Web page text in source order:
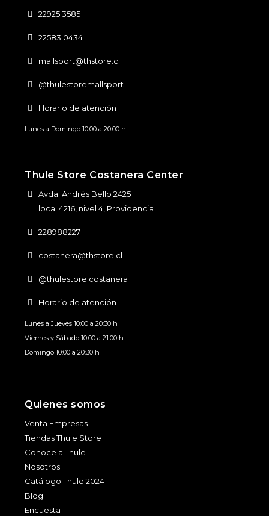
22925 3585
22583 0434
mallsport@thstore.cl
@thulestoremallsport
Horario de atención
Lunes a Domingo 10:00 a 20:00 h
Thule Store Costanera Center
Avda. Andrés Bello 2425
local 4216, nivel 4, Providencia
228988227
costanera@thstore.cl
@thulestore.costanera
Horario de atención
Lunes a Jueves 10:00 a 20:30 h
Viernes y Sábado 10:00 a 21:00 h
Domingo 10:00 a 20:30 h
Quienes somos
Venta Empresas
Tiendas Thule Store
Conoce a Thule
Nosotros
Catálogo Thule 2024
Blog
Encuesta